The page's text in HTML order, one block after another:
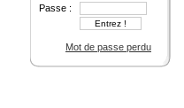
Passe :
Mot de passe perdu